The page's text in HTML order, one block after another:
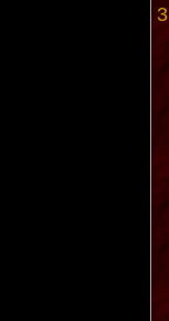
3